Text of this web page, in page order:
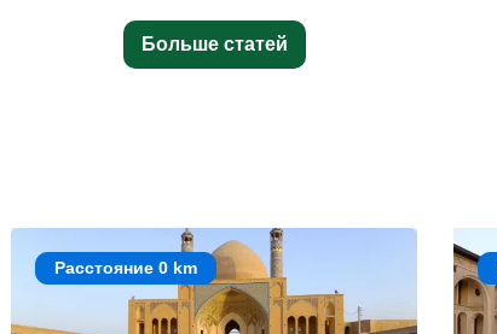
Больше статей
Расстояние 0 km